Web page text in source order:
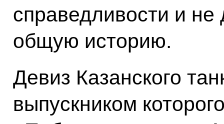
справедливости и
общую историю.
Девиз Казанского
выпускником